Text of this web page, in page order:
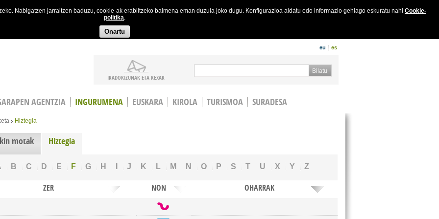
Nabigatzen jarraitzen baduzu, cookie-ak erabiltzeko baimena eman duzula joko dugu. Konfigurazioa aldatu edo informazio gehiago eskuratu nahi Cookie-
politika.
Onartu
eu es
IRADOKIZUNAK ETA KEXAK
Bilaketa formularioa
AGENTZIA INGURUMENA EUSKARA KIROLA TURISMOA
SURADESA
Hiztegia
motak Hiztegia
B C D E F G H J K L M N O P S T U X Y Z
ZER NON
OHARRAK